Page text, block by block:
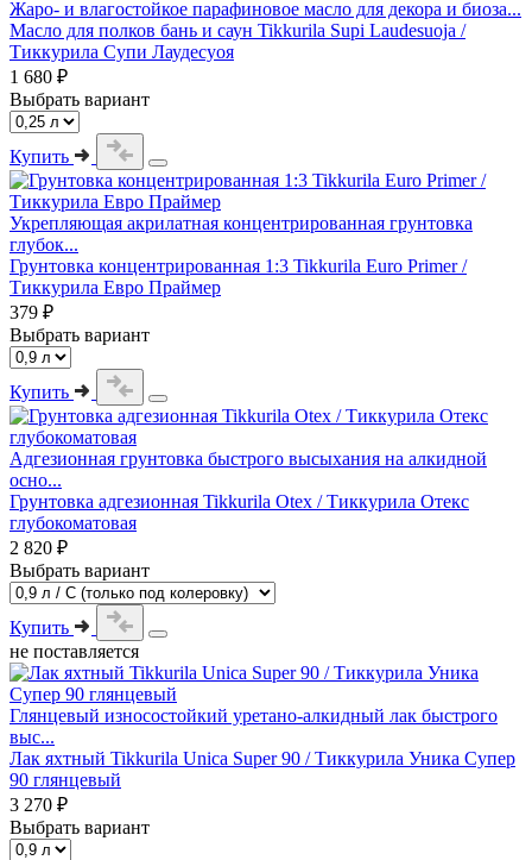
Жаро- и влагостойкое парафиновое масло для декора и биоза...
Масло для полков бань и саун Tikkurila Supi Laudesuoja /
Тиккурила Супи Лаудесуоя
1 680 ₽
Выбрать вариант
Купить
Укрепляющая акрилатная концентрированная грунтовка
глубок...
Грунтовка концентрированная 1:3 Tikkurila Euro Primer /
Тиккурила Евро Праймер
379 ₽
Выбрать вариант
Купить
Адгезионная грунтовка быстрого высыхания на алкидной
осно...
Грунтовка адгезионная Tikkurila Otex / Тиккурила Отекс
глубокоматовая
2 820 ₽
Выбрать вариант
Купить
не поставляется
Глянцевый износостойкий уретано-алкидный лак быстрого
выс...
Лак яхтный Tikkurila Unica Super 90 / Тиккурила Уника Супер
90 глянцевый
3 270 ₽
Выбрать вариант